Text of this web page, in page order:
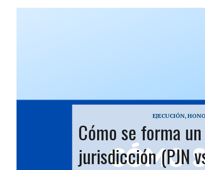
EJECUCIÓN,
Cómo se forma
jurisdicción (PJN